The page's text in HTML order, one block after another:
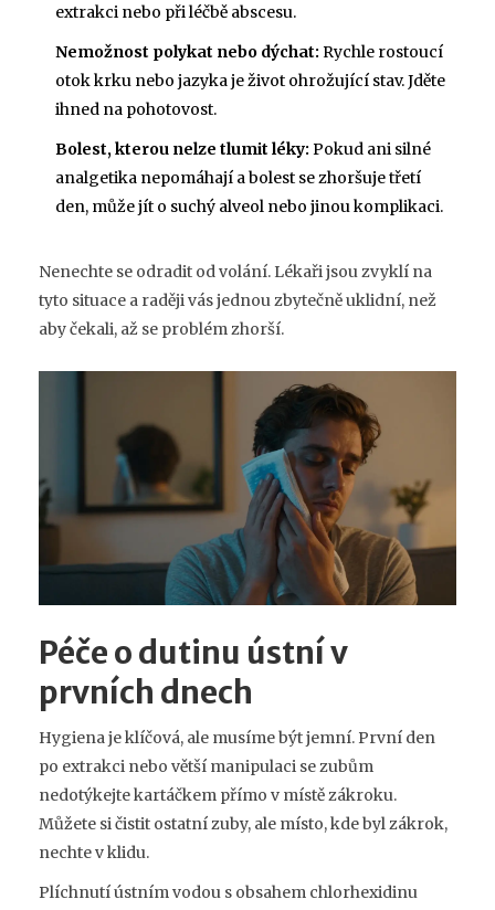
extrakci nebo při léčbě abscesu.
Nemožnost polykat nebo dýchat: Rychle rostoucí
otok krku nebo jazyka je život ohrožující stav. Jděte
ihned na pohotovost.
Bolest, kterou nelze tlumit léky: Pokud ani silné
analgetika nepomáhají a bolest se zhoršuje třetí
den, může jít o suchý alveol nebo jinou komplikaci.
Nenechte se odradit od volání. Lékaři jsou zvyklí na
tyto situace a raději vás jednou zbytečně uklidní, než
aby čekali, až se problém zhorší.
Péče o dutinu ústní v
prvních dnech
Hygiena je klíčová, ale musíme být jemní. První den
po extrakci nebo větší manipulaci se zubům
nedotýkejte kartáčkem přímo v místě zákroku.
Můžete si čistit ostatní zuby, ale místo, kde byl zákrok,
nechte v klidu.
Plíchnutí ústním vodou s obsahem chlorhexidinu